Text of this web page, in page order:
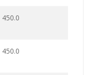
450.0
450.0